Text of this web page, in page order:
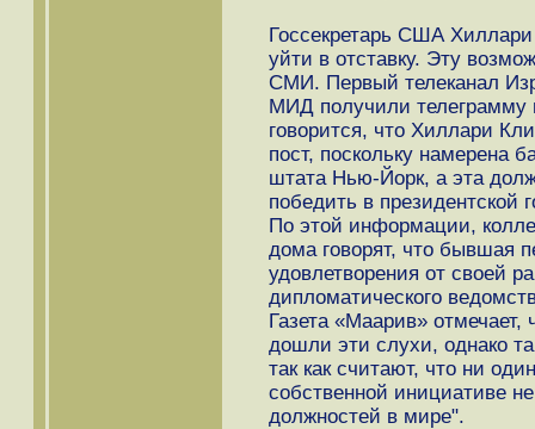
Госсекретарь США
уйти в отставку. Эту
СМИ. Первый телеканал
МИД получили телеграмму
говорится, что Хиллари
пост, поскольку намерена
штата Нью-Йорк, а эта
победить в президентской
По этой информации,
дома говорят, что бывшая
удовлетворения от своей
дипломатического
Газета «Маарив» отмечает,
дошли эти слухи, однако
так как считают, что ни
собственной инициативе
должностей в мире".